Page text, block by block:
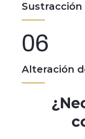
06
Alteración